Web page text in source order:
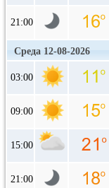
21:00
Среда 12-08-2026
03:00
09:00
15:00
21:00